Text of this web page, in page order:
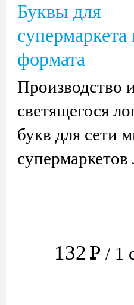
Буквы для
формата
Производство
светящегося
букв для сети
супермаркетов
132 Р / 1